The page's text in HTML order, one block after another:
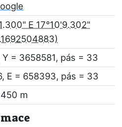
E 17°10'9.302"
= 3658581, pás = 33
E = 658393, pás = 33
m